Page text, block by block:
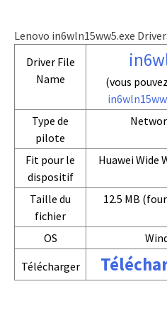
Lenovo in6wln15ww5.exe
Driver File
Name
(vous
Type de
pilote
Fit pour le
dispositif
Huawei Wide
Taille du
fichier
12.5 MB
OS
Télécharger